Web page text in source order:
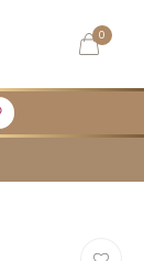
0